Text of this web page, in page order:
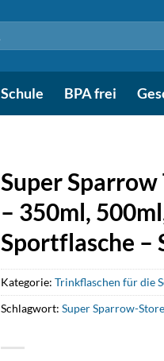
Schule BPA frei
Super
– 350ml,
Sportflasche –
Kategorie:Trinkflaschen für die
Schlagwort:Super Sparrow-Store